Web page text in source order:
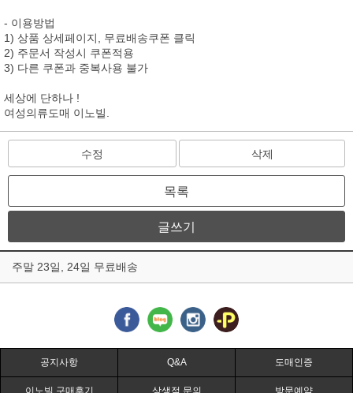
- 이용방법
1) 상품 상세페이지, 무료배송쿠폰 클릭
2) 주문서 작성시 쿠폰적용
3) 다른 쿠폰과 중복사용 불가
세상에 단하나 !
여성의류도매 이노빌.
수정 삭제
목록
글쓰기
주말 23일, 24일 무료배송
공지사항 Q&A 도매인증
이노빌 구매후기 상생점 문의 방문예약